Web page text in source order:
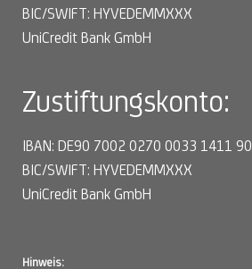
BIC/SWIFT: HYVEDEMMXXX
UniCredit Bank GmbH
Zustiftungskonto:
IBAN: DE90 7002 0270 0033 1411 90
BIC/SWIFT: HYVEDEMMXXX
UniCredit Bank GmbH
Hinweis: